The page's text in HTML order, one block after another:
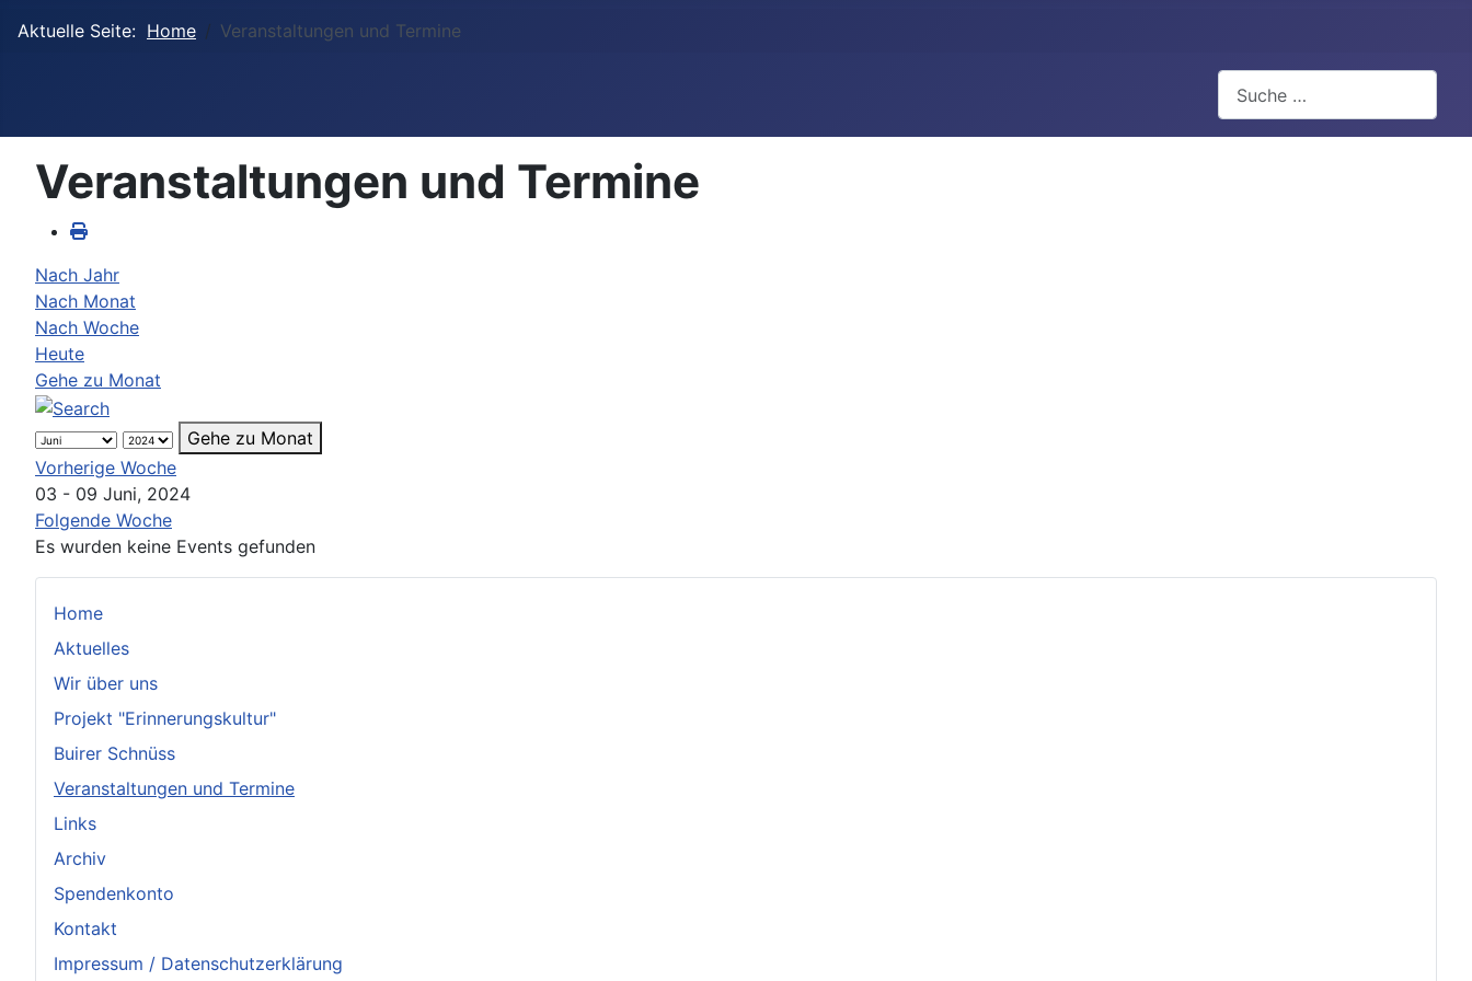
Aktuelle Seite: Home Veranstaltungen und Termine
Home
Aktuelles
Wir über uns
Projekt "Erinnerungskultur"
Buirer Schnüss
Veranstaltungen und Termine
Links
Archiv
Spendenkonto
Kontakt
Impressum / Datenschutzerklärung
Veranstaltungen und Termine
Nach Jahr
Nach Monat
Nach Woche
Heute
Gehe zu Monat
Gehe zu Monat
Vorherige Woche
03 - 09 Juni, 2024
Folgende Woche
Es wurden keine Events gefunden